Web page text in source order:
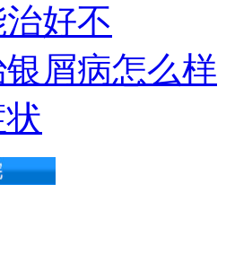
好不
屑病怎么样